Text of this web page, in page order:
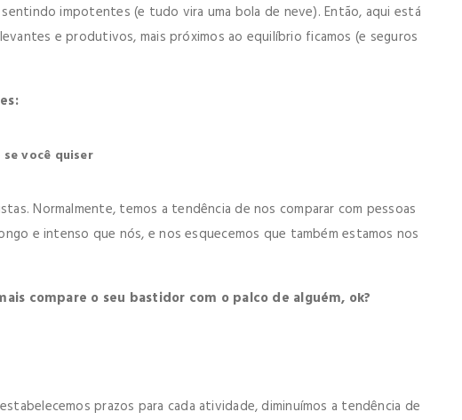
impotentes (e tudo vira uma bola de neve). Então, aqui está
e produtivos, mais próximos ao equilíbrio ficamos (e seguros
você quiser
Normalmente, temos a tendência de nos comparar com pessoas
e intenso que nós, e nos esquecemos que também estamos nos
compare o seu bastidor com o palco de alguém, ok?
prazos para cada atividade, diminuímos a tendência de